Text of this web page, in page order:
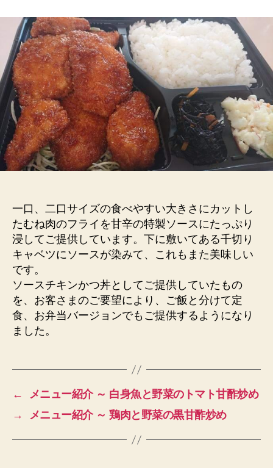
ー
紹
介
～
チ
キ
ン
ソ
ー
ス
か
つ
へ
の
一口、二口サイズの食べやすい大きさにカットし
たむね肉のフライを甘辛の特製ソースにたっぷり
浸してご提供しています。下に敷いてある千切り
キャベツにソースが染みて、これもまた美味しい
です。
ソースチキンかつ丼としてご提供していたもの
を、お客さまのご要望により、ご飯と分けて定
食、お弁当バージョンでもご提供するようになり
ました。
←
メニュー紹介 ～ 白身魚と野菜のトマト甘酢炒め
→
メニュー紹介 ～ 鶏肉と野菜の黒甘酢炒め